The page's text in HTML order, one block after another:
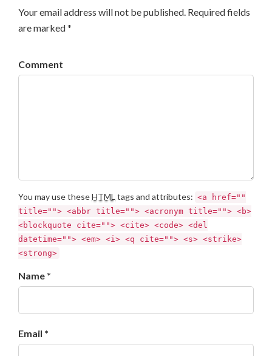
Your email address will not be published. Required fields
are marked *
Comment
You may use theseHTML tags and attributes: <a href=""
title=""> <abbr title=""> <acronym title=""> <b>
<blockquote cite=""> <cite> <code> <del
datetime=""> <em> <i> <q cite=""> <s> <strike>
<strong>
Name *
Email *